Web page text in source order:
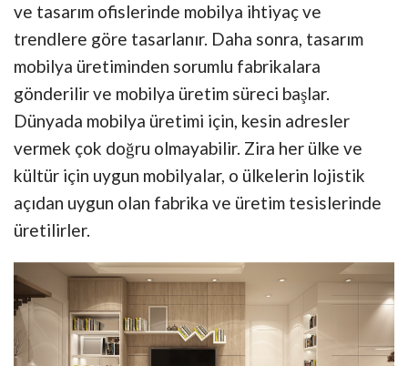
ve tasarım ofislerinde mobilya ihtiyaç ve
trendlere göre tasarlanır. Daha sonra, tasarım
mobilya üretiminden sorumlu fabrikalara
gönderilir ve mobilya üretim süreci başlar.
Dünyada mobilya üretimi için, kesin adresler
vermek çok doğru olmayabilir. Zira her ülke ve
kültür için uygun mobilyalar, o ülkelerin lojistik
açıdan uygun olan fabrika ve üretim tesislerinde
üretilirler.